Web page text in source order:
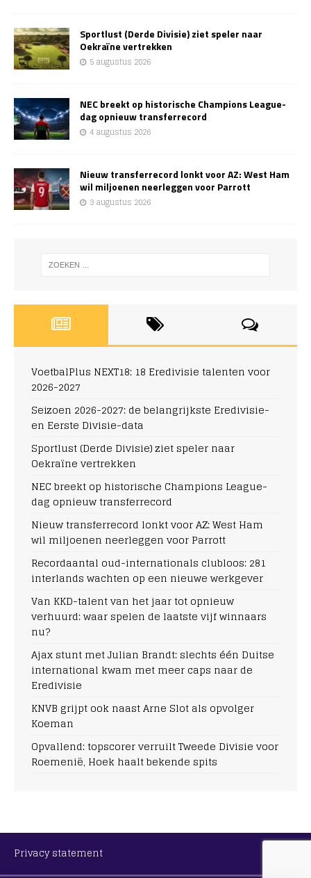
Sportlust (Derde Divisie) ziet speler naar
Oekraïne vertrekken
5 augustus 2026
NEC breekt op historische Champions League-
dag opnieuw transferrecord
4 augustus 2026
Nieuw transferrecord lonkt voor AZ: West Ham
wil miljoenen neerleggen voor Parrott
3 augustus 2026
VoetbalPlus NEXT18: 18 Eredivisie talenten voor
2026-2027
Seizoen 2026-2027: de belangrijkste Eredivisie-
en Eerste Divisie-data
Sportlust (Derde Divisie) ziet speler naar
Oekraïne vertrekken
NEC breekt op historische Champions League-
dag opnieuw transferrecord
Nieuw transferrecord lonkt voor AZ: West Ham
wil miljoenen neerleggen voor Parrott
Recordaantal oud-internationals clubloos: 281
interlands wachten op een nieuwe werkgever
Van KKD-talent van het jaar tot opnieuw
verhuurd: waar spelen de laatste vijf winnaars
nu?
Ajax stunt met Julian Brandt: slechts één Duitse
international kwam met meer caps naar de
Eredivisie
KNVB grijpt ook naast Arne Slot als opvolger
Koeman
Opvallend: topscorer verruilt Tweede Divisie voor
Roemenië, Hoek haalt bekende spits
Privacy statement